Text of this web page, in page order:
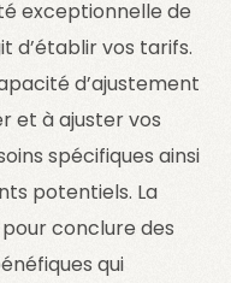
exceptionnelle de
d’établir vos tarifs.
d’ajustement
et à ajuster vos
spécifiques ainsi
potentiels. La
conclure des
qui